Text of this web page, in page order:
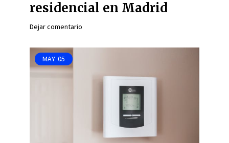
residencial en Madrid
Dejar comentario
MAY 05